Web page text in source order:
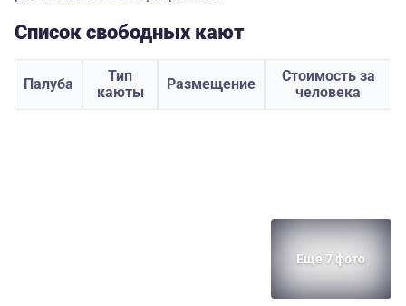
Список свободных кают
Палуба
Тип
каюты
Размещение
Стоимость за
человека
Еще 7 фото